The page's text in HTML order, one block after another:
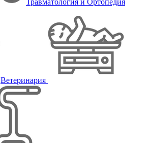
Травматология и Ортопедия
Ветеринария